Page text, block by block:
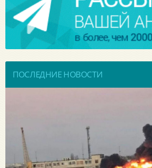
ПОСЛЕДНИЕ НОВОСТИ